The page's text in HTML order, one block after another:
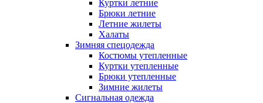
Куртки летние
Брюки летние
Летние жилеты
Халаты
Зимняя спецодежда
Костюмы утепленные
Куртки утепленные
Брюки утепленные
Зимние жилеты
Сигнальная одежда